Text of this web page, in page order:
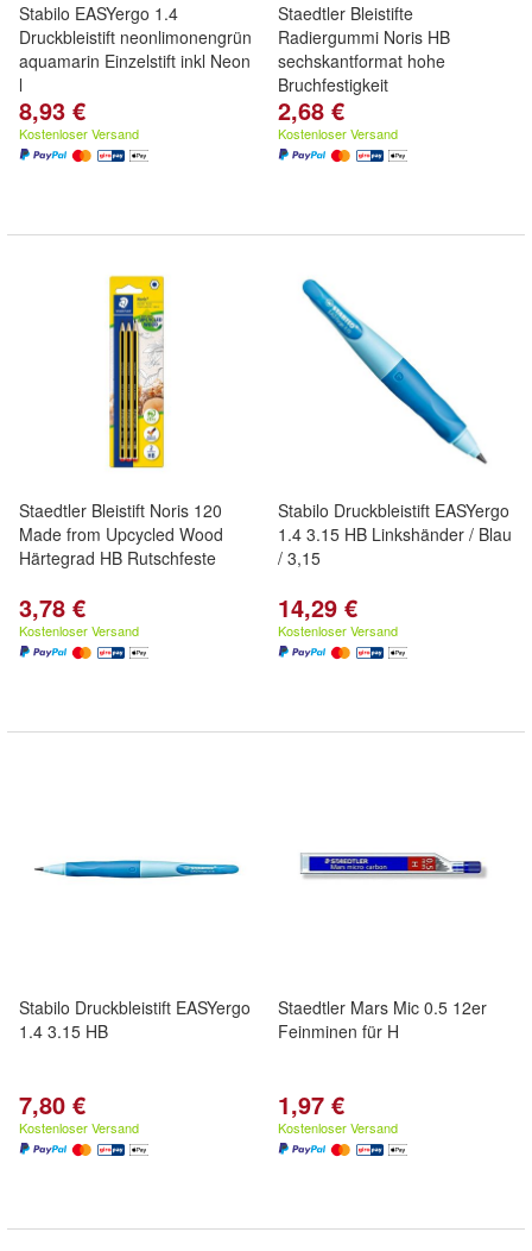
Stabilo EASYergo 1.4
Druckbleistift neonlimonengrün
aquamarin Einzelstift inkl Neon
l
8,93 €
Kostenloser Versand
Staedtler Bleistifte
Radiergummi Noris HB
sechskantformat hohe
Bruchfestigkeit
2,68 €
Kostenloser Versand
Staedtler Bleistift Noris 120
Made from Upcycled Wood
Härtegrad HB Rutschfeste
3,78 €
Kostenloser Versand
Stabilo Druckbleistift EASYergo
1.4 3.15 HB Linkshänder / Blau
/ 3,15
14,29 €
Kostenloser Versand
Stabilo Druckbleistift EASYergo
1.4 3.15 HB
7,80 €
Kostenloser Versand
Staedtler Mars Mic 0.5 12er
Feinminen für H
1,97 €
Kostenloser Versand